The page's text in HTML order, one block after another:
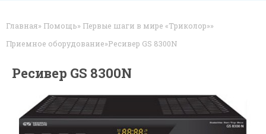
Главная» Помощь» Первые шаги в мире «Триколор»»
Приемное оборудование»Ресивер GS 8300N
Ресивер GS 8300N